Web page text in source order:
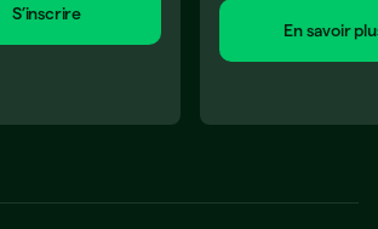
S’inscrire
En savoir